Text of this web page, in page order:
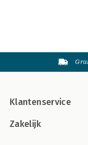
Klantenservice
Zakelijk